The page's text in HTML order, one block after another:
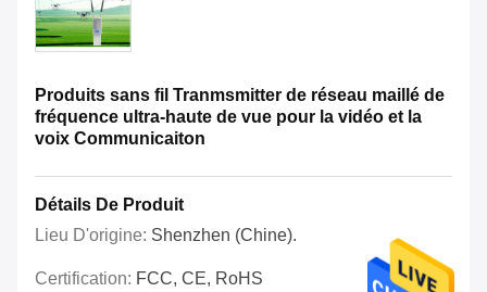
Produits sans fil Tranmsmitter de réseau maillé de
fréquence ultra-haute de vue pour la vidéo et la
voix Communicaiton
Détails De Produit
Lieu D'origine: Shenzhen (Chine).
Certification: FCC, CE, RoHS